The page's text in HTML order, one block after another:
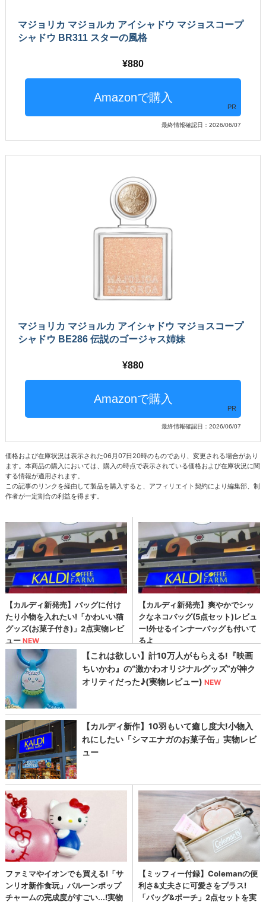
マジョリカ マジョルカ アイシャドウ マジョスコープ
シャドウ BR311 スターの風格
880
PR
最終情報確認日：2026/06/07
マジョリカ マジョルカ アイシャドウ マジョスコープ
シャドウ BE286 伝説のゴージャス姉妹
880
PR
最終情報確認日：2026/06/07
価格および在庫状況は表示された06月07日20時のものであり、変更される場合があり
ます。本商品の購入においては、購入の時点で表示されている価格および在庫状況に関
する情報が適用されます。
この記事のリンクを経由して製品を購入すると、アフィリエイト契約により編集部、制
作者が一定割合の利益を得ます。